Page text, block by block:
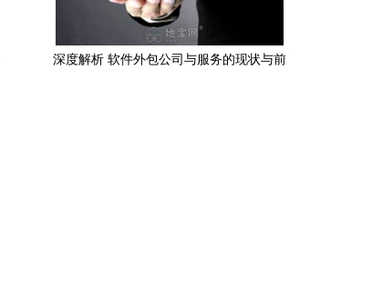
深度解析 软件外包公司与服务的现状与前